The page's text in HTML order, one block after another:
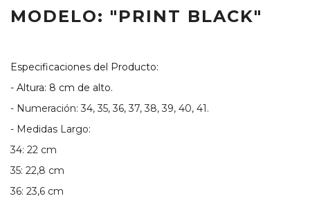
MODELO: "PRINT BLACK"
Especificaciones del Producto:
- Altura: 8 cm de alto.
- Numeración: 34, 35, 36, 37, 38, 39, 40, 41.
- Medidas Largo:
34: 22 cm
35: 22,8 cm
36: 23,6 cm